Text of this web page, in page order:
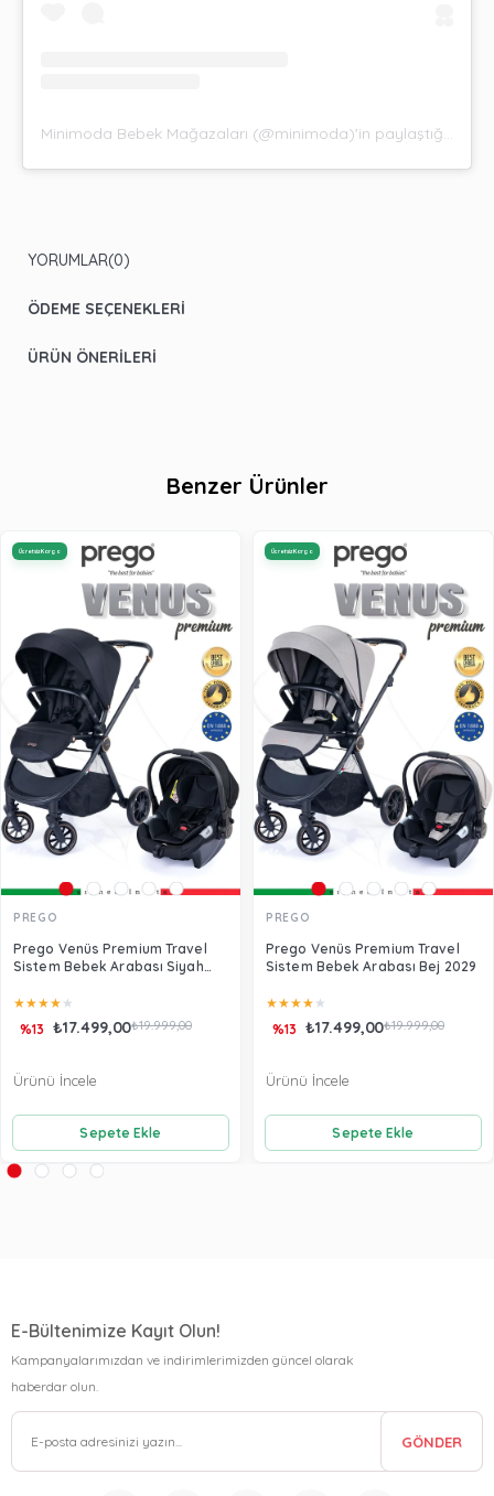
Minimoda Bebek Mağazaları (@minimoda)'in paylaştığı bir gönderi
YORUMLAR(0)
ÖDEME SEÇENEKLERI
ÜRÜN ÖNERILERI
Benzer Ürünler
PREGO
Prego Venüs Premium Travel
Sistem Bebek Arabası Siyah
★★★★ ★
₺17.499,00₺19.999,00
%13
Sepete Ekle
Ürünü İncele
Ücretsiz Kargo
PREGO
Prego Venüs Premium Travel
Sistem Bebek Arabası Bej 2029
★★★★ ★
₺17.499,00₺19.999,00
%13
Sepete Ekle
Ürünü İncele
Ücretsiz Kargo
E-Bültenimize Kayıt Olun!
Kampanyalarımızdan ve indirimlerimizden güncel olarak
haberdar olun.
GÖNDER